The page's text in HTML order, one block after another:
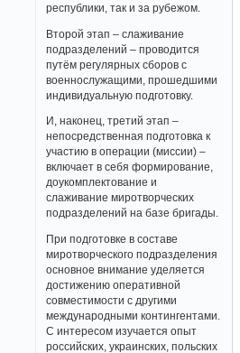
республики, так и за рубежом.
Второй этап – слаживание
подразделений – проводится
путём регулярных сборов с
военнослужащими, прошедшими
индивидуальную подготовку.
И, наконец, третий этап –
непосредственная подготовка к
участию в операции (миссии) –
включает в себя формирование,
доукомплектование и
слаживание миротворческих
подразделений на базе бригады.
При подготовке в составе
миротворческого подразделения
основное внимание уделяется
достижению оперативной
совместимости с другими
международными контингентами.
С интересом изучается опыт
российских, украинских, польских